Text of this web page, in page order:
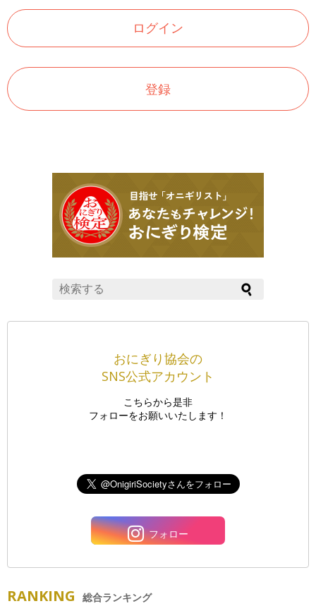
登録
おにぎり協会の
SNS公式アカウント
こちらから是非
フォローをお願いいたします！
フォロー
RANKING 総合ランキング